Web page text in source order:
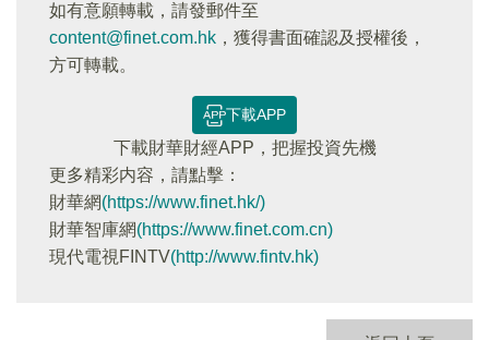
如有意願轉載，請發郵件至
content@finet.com.hk ，獲得書面確認及授權後，
方可轉載。
下載APP
下載財華財經APP，把握投資先機
更多精彩内容，請點擊：
財華網(https://www.finet.hk/)
財華智庫網(https://www.finet.com.cn)
現代電視FINTV(http://www.fintv.hk)